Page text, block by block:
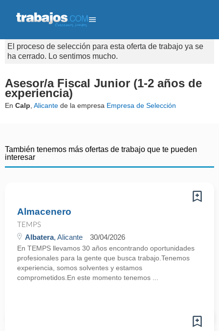
El proceso de selección para esta oferta de trabajo ya se
ha cerrado. Lo sentimos mucho.
Asesor/a Fiscal Junior (1-2 años de
experiencia)
En Calp Alicante de la empresa Empresa de Selección
También tenemos más ofertas de trabajo que te pueden
interesar
Almacenero
TEMPS
Albatera, Alicante 30/04/2026
En TEMPS llevamos 30 años encontrando oportunidades
profesionales para la gente que busca trabajo.Tenemos
experiencia, somos solventes y estamos
comprometidos.En este momento tenemos ...